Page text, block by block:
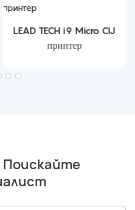
LEAD TECH i9 Micro CIJ
принтер
Поискайте